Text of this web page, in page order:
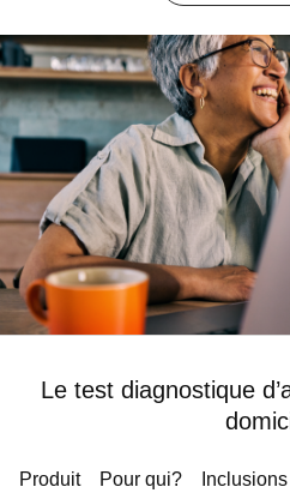
Le test diagnostique
Produit Pour qui? Inclusions